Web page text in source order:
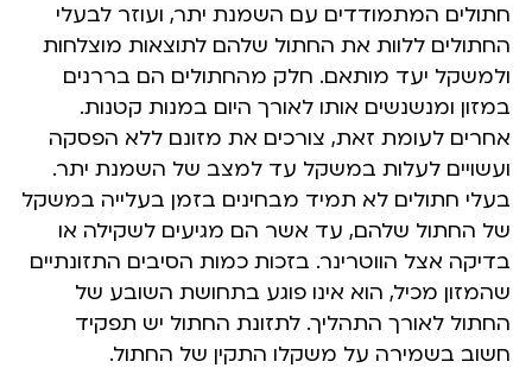
חתולים המתמודדים עם השמנת יתר, ועוזר לבעלי
החתולים ללוות את החתול שלהם לתוצאות מוצלחות
ולמשקל יעד מותאם. חלק מהחתולים הם בררנים
במזון ומנשנשים אותו לאורך היום במנות קטנות.
אחרים לעומת זאת, צורכים את מזונם ללא הפסקה
ועשויים לעלות במשקל עד למצב של השמנת יתר.
בעלי חתולים לא תמיד מבחינים בזמן בעלייה במשקל
של החתול שלהם, עד אשר הם מגיעים לשקילה או
בדיקה אצל הווטרינר. בזכות כמות הסיבים התזונתיים
שהמזון מכיל, הוא אינו פוגע בתחושת השובע של
החתול לאורך התהליך. לתזונת החתול יש תפקיד
חשוב בשמירה על משקלו התקין של החתול.